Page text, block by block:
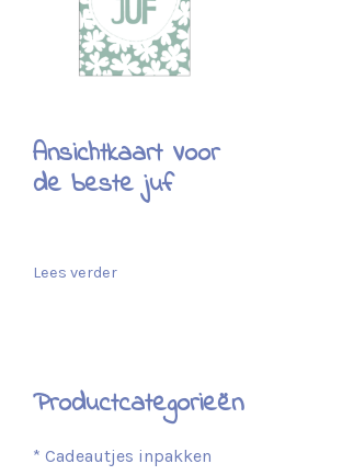
Ansichtkaart Voor
de beste juf
Lees verder
Productcategorieën
* Cadeautjes inpakken